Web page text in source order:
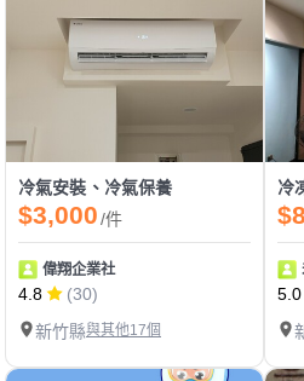
冷氣安裝、冷氣保養
$3,000/件
偉翔企業社
4.8
(30)
新竹縣與其他17個
5.0